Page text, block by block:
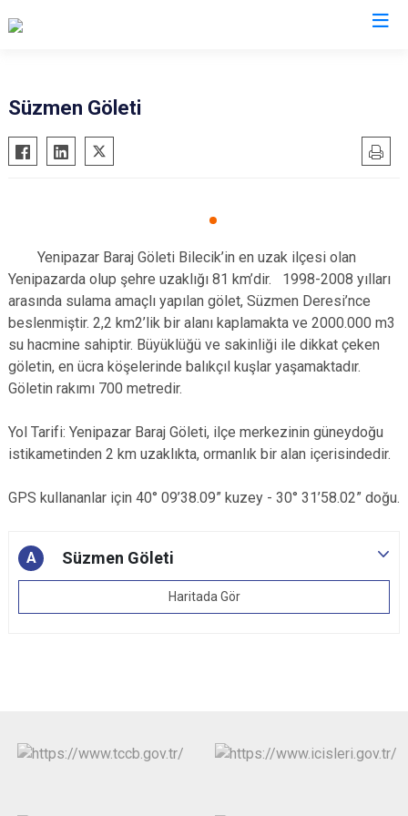
Bozüyük
Gölpazarı
Pazaryeri
Söğüt
Yenipazar
Süzmen Göleti
Yenipazar Baraj Göleti Bilecik’in en uzak ilçesi olan
Yenipazarda olup şehre uzaklığı 81 km’dir. 1998-2008 yılları
arasında sulama amaçlı yapılan gölet, Süzmen Deresi’nce
beslenmiştir. 2,2 km2’lik bir alanı kaplamakta ve 2000.000 m3
su hacmine sahiptir. Büyüklüğü ve sakinliği ile dikkat çeken
göletin, en ücra köşelerinde balıkçıl kuşlar yaşamaktadır.
Göletin rakımı 700 metredir.
Yol Tarifi: Yenipazar Baraj Göleti, ilçe merkezinin güneydoğu
istikametinden 2 km uzaklıkta, ormanlık bir alan içerisindedir.
GPS kullananlar için 40° 09’38.09” kuzey - 30° 31’58.02” doğu.
A Süzmen Göleti
Haritada Gör